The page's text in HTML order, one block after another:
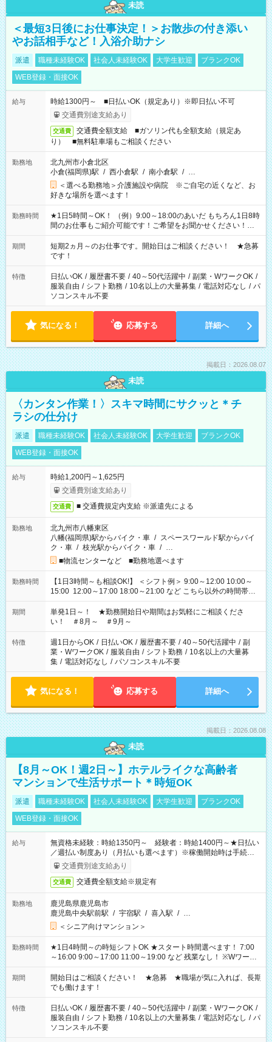
未読
＜最短3日後にお仕事決定！＞お散歩の付き添い
やお話相手など！入浴介助ナシ
派遣 職種未経験OK 社会人未経験OK 大学生歓迎
ブランクOK
WEB登録・面接OK
給与
時給1300円～ ■日払いOK（規定あり）※即日払い不可
交通費別途支給あり
交通費
交通費全額支給 ■ガソリン代も全額支給（規定あ
り） ■無料駐車場もご相談ください
勤務地
北九州市小倉北区
小倉(福岡県)駅 / 西小倉駅 / 南小倉駅 / …
＜選べる勤務地＞介護施設や病院 ※ご自宅の近くなど、お
好きな場所を選べます！
勤務時間
★1日5時間～OK！ （例）9:00～18:00のあいだ もちろん1日8時
間のお仕事もご紹介可能です！ご希望をお聞かせください！★
家庭の都合でお休みが必要な場合も遠慮なくご相談ください。
※週最低15時間以上の勤務が必要です
期間
短期2ヵ月～のお仕事です。開始日はご相談ください！ ★急募
です！
特徴 日払いOK / 履歴書不要 / 40～50代活躍中 / 副業・WワークOK /
服装自由 / シフト勤務 / 10名以上の大量募集 / 電話対応なし / パ
ソコンスキル不要
気になる！ 応募する 詳細へ
掲載日：2026.08.07
未読
〈カンタン作業！〉スキマ時間にサクッと＊チ
ラシの仕分け
派遣 職種未経験OK 社会人未経験OK 大学生歓迎
ブランクOK
WEB登録・面接OK
給与
時給1,200円～1,625円
交通費別途支給あり
交通費 ■ 交通費規定内支給 ※派遣先による
勤務地
北九州市八幡東区
八幡(福岡県)駅からバイク・車 / スペースワールド駅からバイ
ク・車 / 枝光駅からバイク・車 / …
■物流センターなど ■勤務地選べます
勤務時間
【1日3時間～も相談OK!】 ＜シフト例＞ 9:00～12:00 10:00～
15:00 12:00～17:00 18:00～21:00 など こちら以外の時間帯も
お気軽にご相談ください！
期間
単発1日～！ ★勤務開始日や期間はお気軽にご相談くださ
い！ ＃8月～ ＃9月～
特徴 週1日からOK / 日払いOK / 履歴書不要 / 40～50代活躍中 / 副
業・WワークOK / 服装自由 / シフト勤務 / 10名以上の大量募
集 / 電話対応なし / パソコンスキル不要
気になる！ 応募する 詳細へ
掲載日：2026.08.08
未読
【8月～OK！週2日～】ホテルライクな高齢者
マンションで生活サポート＊時短OK
派遣 職種未経験OK 社会人未経験OK 大学生歓迎
ブランクOK
WEB登録・面接OK
給与
無資格未経験：時給1350円～ 経験者：時給1400円～★日払い
／週払い制度あり（月払いも選べます）※稼働開始時は手続き完
了次第のお支払いとなります。
交通費別途支給あり
交通費 交通費全額支給※規定有
勤務地
鹿児島県鹿児島市
鹿児島中央駅前駅 / 宇宿駅 / 喜入駅 / …
＜シニア向けマンション＞
勤務時間
★1日4時間～の時短シフトOK ★スタート時間選べます！ 7:00
～16:00 9:00～17:00 11:00～19:00 など 残業なし！ ※Wワーク
の場合、他のお仕事と合わせ週40時間超の就業はご案内できま
せん ※法令に基づき、週20時間以上勤務は社会保険への加入対
象となります ※労働者派遣法（日雇い派遣の原則禁止）によ
り、短時間・短期間の就業はご案内が難しい場合があります
期間
開始日はご相談ください！ ★急募 ★職場が気に入れば、長期
でも働けます！
特徴 日払いOK / 履歴書不要 / 40～50代活躍中 / 副業・WワークOK /
服装自由 / シフト勤務 / 10名以上の大量募集 / 電話対応なし / パ
ソコンスキル不要